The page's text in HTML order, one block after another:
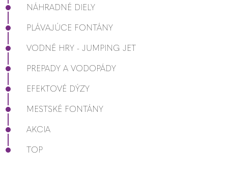
NÁHRADNÉ DIELY
PLÁVAJÚCE FONTÁNY
VODNÉ HRY - JUMPING JET
PREPADY A VODOPÁDY
EFEKTOVÉ DÝZY
MESTSKÉ FONTÁNY
AKCIA
TOP